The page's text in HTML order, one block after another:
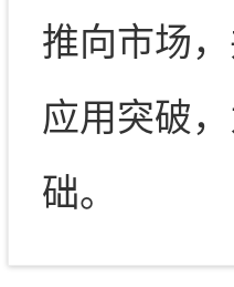
推向市场
应用突破
础。